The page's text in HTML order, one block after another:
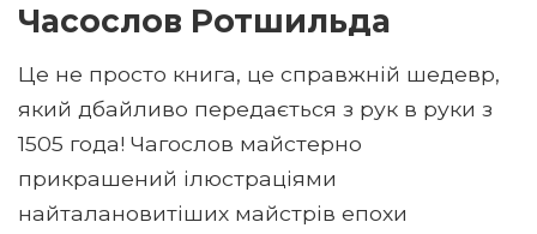
Часослов Ротшильда
Це не просто книга, це справжній шедевр,
який дбайливо передається з рук в руки з
1505 года! Чагослов майстерно
прикрашений ілюстраціями
найталановитіших майстрів епохи